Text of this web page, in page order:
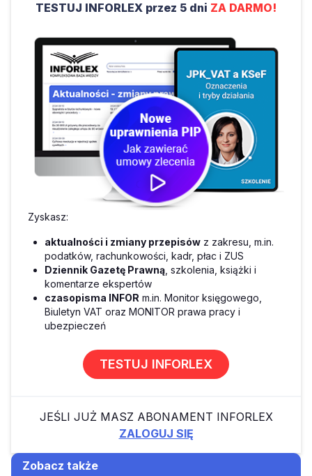
TESTUJ INFORLEX przez 5 dni ZA DARMO!
Zyskasz:
aktualności i zmiany przepisów z zakresu, m.in.
podatków, rachunkowości, kadr, płac i ZUS
Dziennik Gazetę Prawną , szkolenia, książki i
komentarze ekspertów
czasopisma INFOR m.in. Monitor księgowego,
Biuletyn VAT oraz MONITOR prawa pracy i
ubezpieczeń
TESTUJ INFORLEX
JEŚLI JUŻ MASZ ABONAMENT INFORLEX
ZALOGUJ SIĘ
Zobacz także